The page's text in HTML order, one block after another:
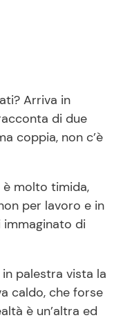
Arriva in
di due
coppia, non c’è
è molto timida,
per lavoro e in
di
palestra vista la
caldo, che forse
è un’altra ed